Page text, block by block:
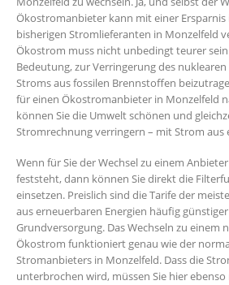
Ökostromanbieter kann mit einer Ersparnis
bisherigen Stromlieferanten in Monzelfeld
Ökostrom muss nicht unbedingt teurer
Bedeutung, zur Verringerung des
Stroms aus fossilen Brennstoffen
für einen Ökostromanbieter in Monzelfeld
können Sie die Umwelt schönen und
Stromrechnung verringern – mit Strom aus
Wenn für Sie der Wechsel zu einem
feststeht, dann können Sie direkt die
einsetzen. Preislich sind die Tarife der
aus erneuerbaren Energien häufig
Grundversorgung. Das Wechseln zu einem
Ökostrom funktioniert genau wie der
Stromanbieters in Monzelfeld. Dass die
unterbrochen wird, müssen Sie hier